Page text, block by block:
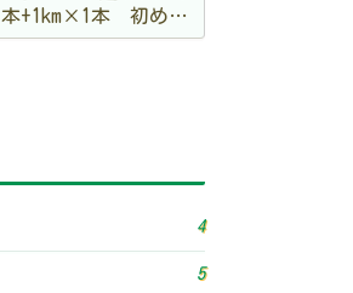
本+1km×1本 初めて
のメニュー。まだ手探
4
5